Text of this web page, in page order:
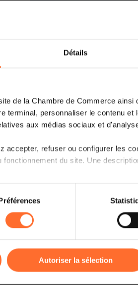
Détails
de la Chambre de Commerce
terminal, personnaliser le contenu et
aux médias sociaux et
accepter, refuser ou configurer les
du site. Une
et certaines fonctionnalités (ex :
lecture vidéo, personnalisation de
non nécessaires.
Autoriser la sélection
You are starting a
How? Attend the
Luxembourg » focusing
Agenda
A quick look at
Understanding the